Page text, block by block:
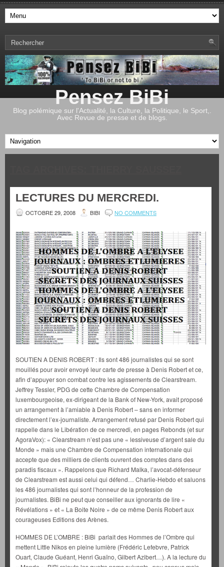
Pensez BiBi
Blog polémique sur l'Actualité, la Culture, la Politique, le Sport,.
Avec Revue de presse et de blogs.
LECTURES DU MERCREDI.
OCTOBRE 29, 2008 BIBI NO COMMENTS
SOUTIEN A DENIS ROBERT : Ils sont 486 journalistes qui se sont
mouillés pour avoir envoyé leur carte de presse à Denis Robert et ce,
afin d’appuyer son combat contre les agissements de Clearstream.
Jeffrey Tessler, PDG de cette Chambre de Compensation
luxembourgeoise, ex-dirigeant de la Bank of New-York, avait proposé
un arrangement à l’amiable à Denis Robert – sans en informer
directement l’ex-journaliste. Arrangement refusé par Denis Robert qui
rappelle dans le Libération de ce mercredi, en pages Rebonds (et sur
AgoraVox): « Clearstream n’est pas une « lessiveuse d’argent sale du
Monde » mais une Chambre de Compensation internationale qui
accepte que des milliers de clients ouvrent des comptes dans des
paradis fiscaux ». Rappelons que Richard Malka, l’avocat-défenseur
de Clearstream est aussi celui qui défend… Charlie-Hebdo et saluons
les 486 journalistes qui sont l’honneur de la profession de
journalistes. BiBi ne peut que conseiller aux ignorants de lire «
Révélations » et « La Boite Noire » de ce même Denis Robert aux
courageuses Editions des Arènes.
HOMMES DE L’OMBRE : BiBi parlait des Hommes de l’Ombre qui
mettent Little Nikos en pleine lumière (Frédéric Lefebvre, Patrick
Ouart, Claude Guéant, Henri Guaïno, Gilbert Azibert…). A la lecture du